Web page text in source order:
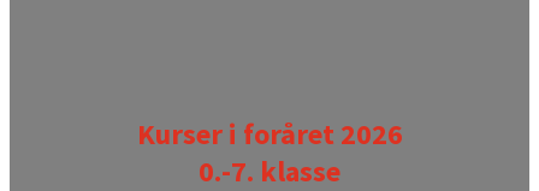
Kurser i foråret 2026
0.-7. klasse